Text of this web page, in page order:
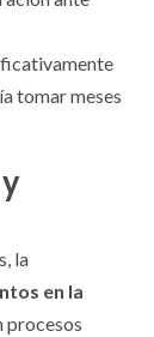
tomar meses
la
en la
procesos